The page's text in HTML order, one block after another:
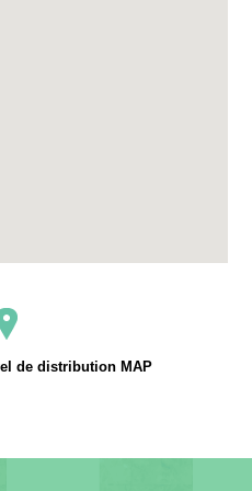
de distribution MAP